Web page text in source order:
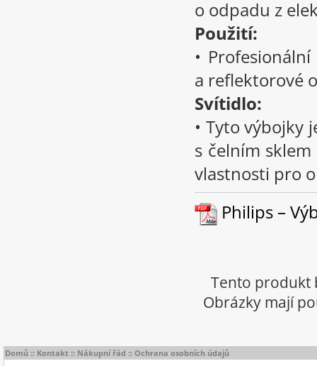
o odpadu z
Použití:
•
a reflektorové
Svítidlo:
• Tyto výbojky
s čelním
vlastnosti pro
Philips –
Tento produkt
Obrázky mají
Domů :: Kontakt :: Nákupní řád :: Ochrana osobních údajů